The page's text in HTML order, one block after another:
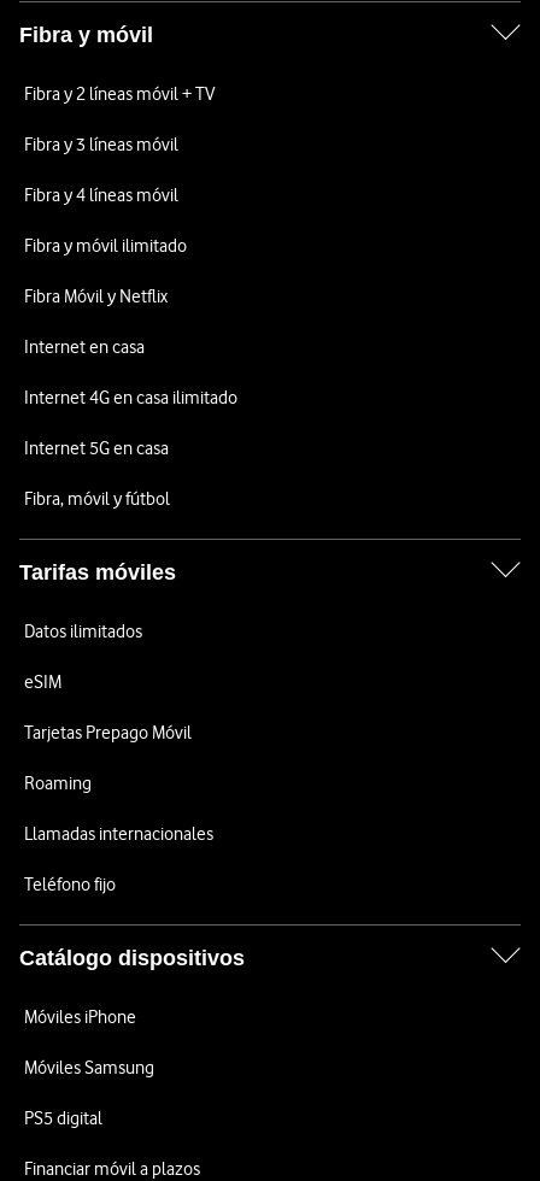
Fibra y móvil
Fibra y 2 líneas móvil + TV
Fibra y 3 líneas móvil
Fibra y 4 líneas móvil
Fibra y móvil ilimitado
Fibra Móvil y Netflix
Internet en casa
Internet 4G en casa ilimitado
Internet 5G en casa
Fibra, móvil y fútbol
Tarifas móviles
Datos ilimitados
eSIM
Tarjetas Prepago Móvil
Roaming
Llamadas internacionales
Teléfono fijo
Catálogo dispositivos
Móviles iPhone
Móviles Samsung
PS5 digital
Financiar móvil a plazos